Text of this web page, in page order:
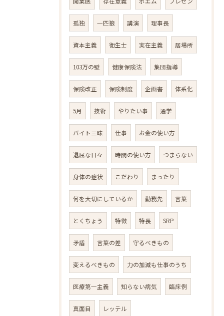
孤独 一匹狼 講演 理事長
資本主義 衛生士 実在主義 居場所
103万の壁 健康保険法 集団指導
保険改正 保険制度 企画書 体系化
5月 技術 やりたい事 通学
バイト三昧 仕事 お金の使い方
退屈な日々 時間の使い方 つまらない
身体の症状 こだわり まったり
何を大切にしているか 勤務先 言葉
とくちょう 特徴 特長 SRP
矛盾 言葉の差 守るべきもの
変えるべきもの 力の加減も仕事のうち
医療第一主義 知らない病気 臨床例
真面目 レッテル